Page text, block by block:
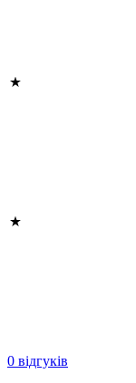
0 відгуків